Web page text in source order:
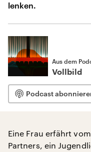
lenken.
Aus dem
Vollbild
Podcast
Eine Frau erfährt
Partners, ein